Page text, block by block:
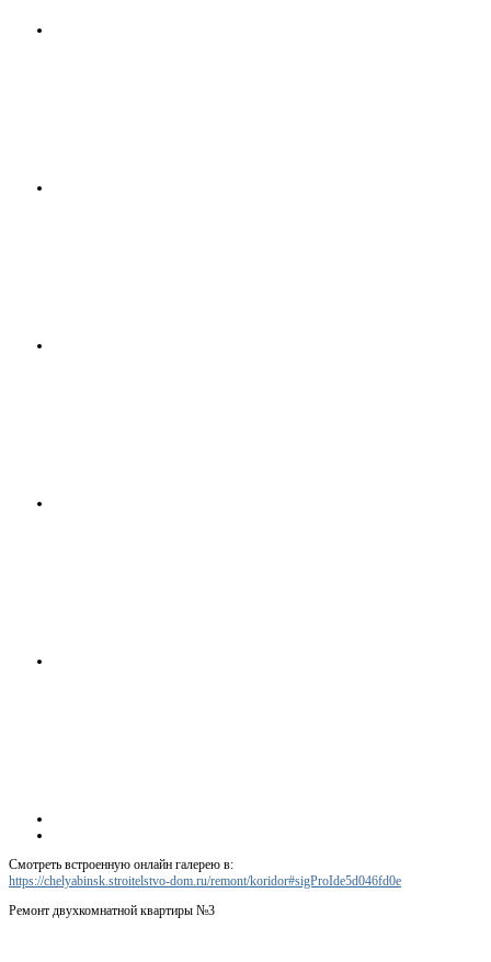
Смотреть встроенную онлайн галерею в:
https://chelyabinsk.stroitelstvo-dom.ru/remont/koridor#sigProIde5d046fd0e
Ремонт двухкомнатной квартиры №3